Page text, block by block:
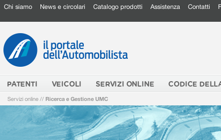
Chi siamo News e circolari Catalogo prodotti Assistenza Contatti
PATENTI VEICOLI SERVIZI ONLINE CODICE
Servizi online // Ricerca e Gestione UMC